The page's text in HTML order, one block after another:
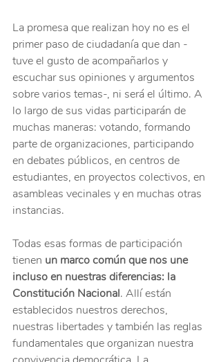
La promesa que realizan hoy no es el
primer paso de ciudadanía que dan -
tuve el gusto de acompañarlos y
escuchar sus opiniones y argumentos
sobre varios temas-, ni será el último. A
lo largo de sus vidas participarán de
muchas maneras: votando, formando
parte de organizaciones, participando
en debates públicos, en centros de
estudiantes, en proyectos colectivos, en
asambleas vecinales y en muchas otras
instancias.
Todas esas formas de participación
tienen un marco común que nos une
incluso en nuestras diferencias: la
Constitución Nacional. Allí están
establecidos nuestros derechos,
nuestras libertades y también las reglas
fundamentales que organizan nuestra